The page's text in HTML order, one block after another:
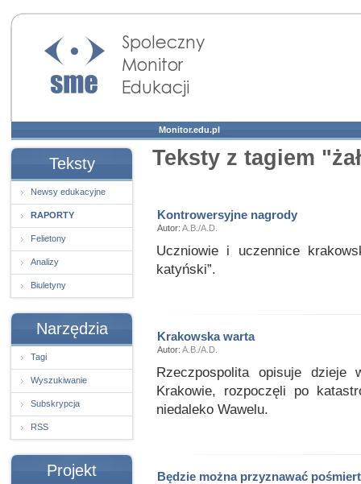
Społeczny Monitor
Edukacji
Monitor.edu.pl
Teksty
Newsy edukacyjne
RAPORTY
Felietony
Analizy
Biuletyny
Narzędzia
Tagi
Wyszukiwanie
Subskrypcja
RSS
Projekt
Teksty z tagiem
Kontrowersyjne nagrody
Autor: A.B./A.D.
Uczniowie i uczennice
katyński”.
Krakowska warta
Autor: A.B./A.D.
Rzeczpospolita opisuje
Krakowie, rozpoczęli po
niedaleko Wawelu.
Będzie można przyznawać